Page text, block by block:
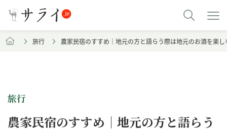
旅行 農家民宿のすすめ｜地元の方と語らう際は地元のお酒を楽
旅行
農家民宿のすすめ｜地元の方と語らう